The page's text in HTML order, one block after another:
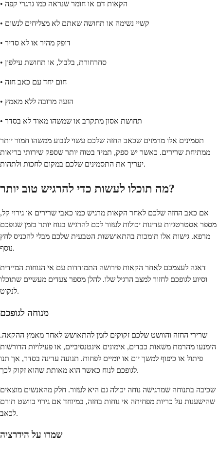
• הקאות דם או חומר שנראה כמו גרגרי קפה
• קשיי נשימה או תחושה שאתם לא מצליחים לנשום
• דופק מהיר או לא סדיר
• סחרחורת, בלבול, או תחושת עילפון
• חום יחד עם כאב חזה
• הזעה מרובה ללא מאמץ
• תחושת אסון מתקרב או שמשהו מאוד לא בסדר
תסמינים אלו מרמזים שכאב החזה שלכם עשוי לנבוע ממשהו חמור יותר
ממתיחת שרירים. כאשר יש ספק, תמיד בטוח יותר שספק שירותי בריאות
יעריך את התסמינים שלכם במקום לחכות ולתהות.
מה תוכלו לעשות כדי להרגיש טוב יותר?
אם כאב החזה שלכם לאחר הקאות מרגיש כמו כאבי שרירים או גירוי קל,
מספר אסטרטגיות עדינות יכולות לעזור לכם להרגיש בנוח יותר בזמן שגופכם
מרפא. גישות אלו תומכות בהתאוששות הטבעית שלכם מבלי להכניס לחץ
נוסף.
דאגה לעצמכם לאחר הקאות פירושה התמודדות עם אי הנוחות המיידית
וסיוע לגופכם לחזור למצב הרגיל שלו. להלן מספר צעדים מעשיים שתוכלו
לנקוט.
מנוחה לגופכם
שרירי החזה והוושט שלכם זקוקים לזמן להתאושש לאחר מאמץ ההקאה.
הימנעו מהרמת משאות כבדים, אימונים אינטנסיביים, או פעילויות הדורשות
פיתול או כיפוף למשך יום או יומיים לפחות. תנועה עדינה בסדר, אך תנו
לגופכם לנוח כאשר הוא מאותת שהוא זקוק לכך.
שכיבה בתנוחה שמרגישה נוחה יכולה גם היא לעזור. חלק מהאנשים מוצאים
שהישענות על כריות מפחיתה אי נוחות בחזה, במיוחד אם גירוי בוושט תורם
לכאב.
שמרו על הידרציה